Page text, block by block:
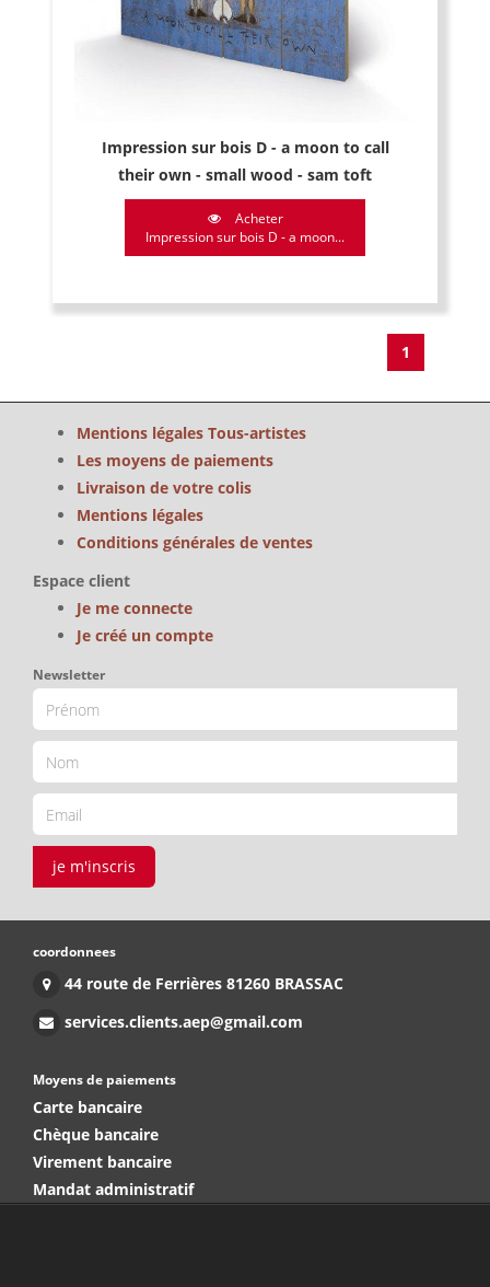
Impression sur bois D - a moon to call
their own - small wood - sam toft
Acheter
Impression sur bois D - a moon...
1
Mentions légales Tous-artistes
Les moyens de paiements
Livraison de votre colis
Mentions légales
Conditions générales de ventes
Espace client
Je me connecte
Je créé un compte
Newsletter
je m'inscris
coordonnees
44 route de Ferrières 81260 BRASSAC
services.clients.aep@gmail.com
Moyens de paiements
Carte bancaire
Chèque bancaire
Virement bancaire
Mandat administratif